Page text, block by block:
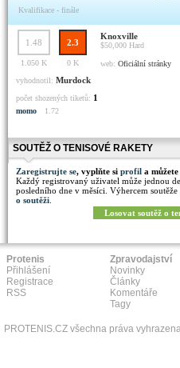
Kvalifikace - finále
1.48 2.3
Knoxville
$50,000 Hard
1.050 K
0 K web: Oficiální stránky
vyhodnotil: Murdock
počet shozených tiketů: 1
momo 1.72
SOUTĚŽ O TENISOVÉ RAKETY
Zaregistrujte se, vyplňte si profil a
Každý registrovaný uživatel může jednou
posledního dne v měsíci. Výhercem
o soutěži
Losovat soutěž o
Protenis
Přihlášení
Registrace
RSS
Zpravodajství
Novinky
Články
Komentáře
Tagy
PROTENIS.CZ všechna práva